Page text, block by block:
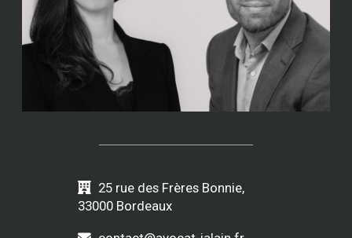
25 rue des Frères Bonnie,
33000 Bordeaux